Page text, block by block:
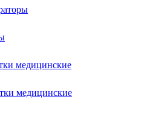
медицинские
медицинские